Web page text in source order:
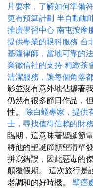
片要求，了解如何準備
更有預算計劃 半自動咖
推廣學習中心 南屯按摩
提供專業的眼科服務 台
基隆律師，當地可靠的
業徵信社的支持 精緻茶
清潔服務，讓每個角落
影並沒有意外地佔據著
仍然有很多節日作品，
性。 除白蟻專家，提供
士，尋找值得信賴的財
臨期，這意味著聖誕節
將他的聖誕節願望清單
拼寫錯誤，因此惡毒的
顛覆假期。 這次旅行是
老調和的好時機。 壁癌